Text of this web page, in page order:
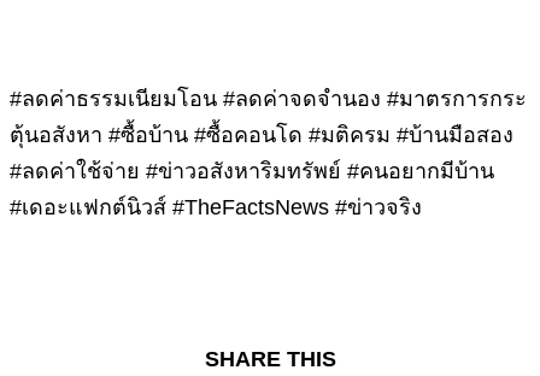
#ลดค่าธรรมเนียมโอน #ลดค่าจดจำนอง #มาตรการกระ
ตุ้นอสังหา #ซื้อบ้าน #ซื้อคอนโด #มติครม #บ้านมือสอง
#ลดค่าใช้จ่าย #ข่าวอสังหาริมทรัพย์ #คนอยากมีบ้าน
#เดอะแฟกต์นิวส์ #TheFactsNews #ข่าวจริง
SHARE THIS